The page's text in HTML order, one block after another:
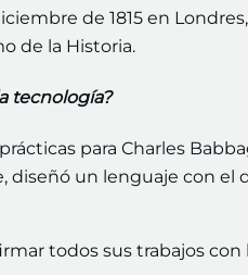
de 1815 en
de la Historia.
tecnología?
para Charles
un lenguaje con el
todos sus trabajos con